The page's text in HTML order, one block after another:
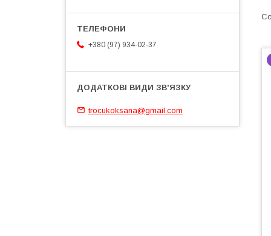
+380 (97) 934-02-37
trocukoksana@gmail.com